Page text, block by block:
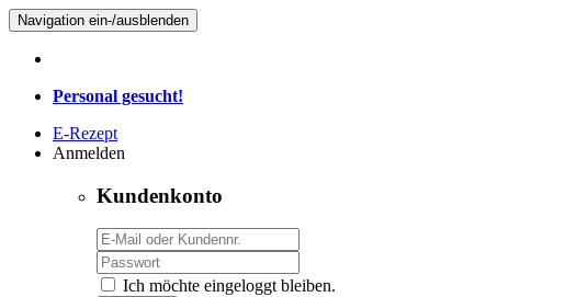
Navigation ein-/ausblenden
Personal gesucht!
E-Rezept
Anmelden
Kundenkonto
Ich möchte eingeloggt bleiben.